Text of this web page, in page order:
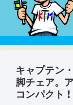
キャプテン
脚チェア。
コンパクト